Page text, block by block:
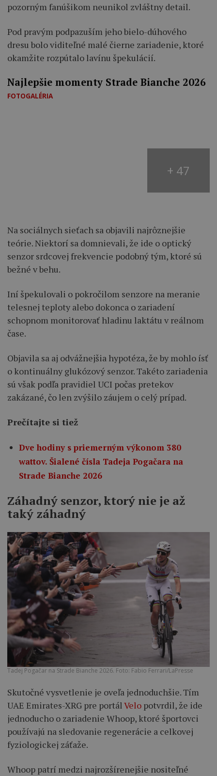
pozorným fanúšikom neunikol zvláštny detail.
Pod pravým podpazuším jeho bielo-dúhového
dresu bolo viditeľné malé čierne zariadenie, ktoré
okamžite rozpútalo lavínu špekulácií.
Najlepšie momenty Strade Bianche 2026
FOTOGALÉRIA
+ 47
Na sociálnych sieťach sa objavili najrôznejšie
teórie. Niektorí sa domnievali, že ide o optický
senzor srdcovej frekvencie podobný tým, ktoré sú
bežné v behu.
Iní špekulovali o pokročilom senzore na meranie
telesnej teploty alebo dokonca o zariadení
schopnom monitorovať hladinu laktátu v reálnom
čase.
Objavila sa aj odvážnejšia hypotéza, že by mohlo ísť
o kontinuálny glukózový senzor. Takéto zariadenia
sú však podľa pravidiel UCI počas pretekov
zakázané, čo len zvýšilo záujem o celý prípad.
Prečítajte si tiež
Dve hodiny s priemerným výkonom 380
wattov. Šialené čísla Tadeja Pogačara na
Strade Bianche 2026
Záhadný senzor, ktorý nie je až
taký záhadný
Tadej Pogačar na Strade Bianche 2026. Foto: Fabio Ferrari/LaPresse
Skutočné vysvetlenie je oveľa jednoduchšie. Tím
UAE Emirates-XRG pre portálVelo potvrdil, že ide
jednoducho o zariadenie Whoop, ktoré športovci
používajú na sledovanie regenerácie a celkovej
fyziologickej záťaže.
Whoop patrí medzi najrozšírenejšie nositeľné